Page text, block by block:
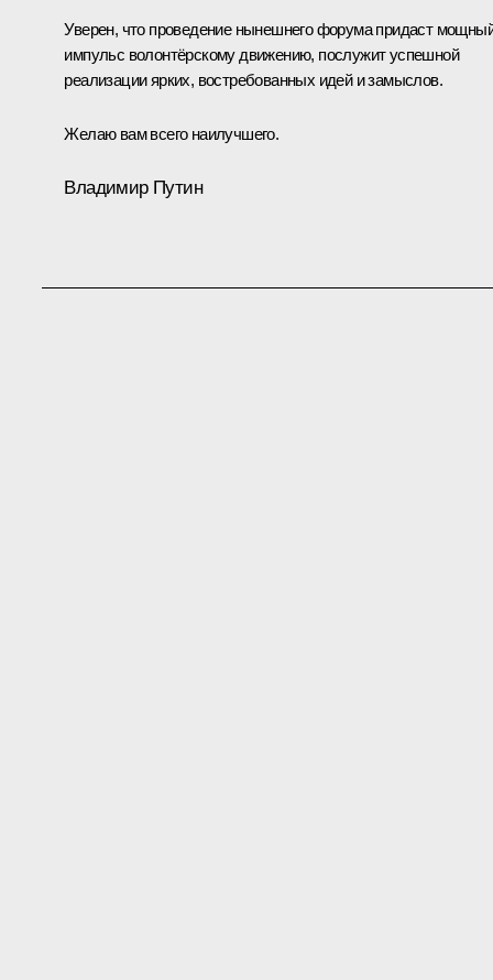
Уверен, что проведение нынешнего форума придаст
импульс волонтёрскому движению, послужит успешной
реализации ярких, востребованных идей и замыслов.
Желаю вам всего наилучшего.
Владимир Путин